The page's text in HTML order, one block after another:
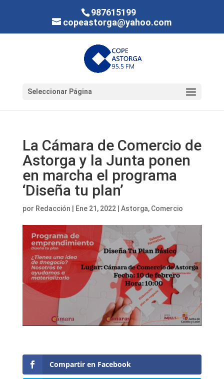
987615199
copeastorga@yahoo.com
Seleccionar Página
La Cámara de Comercio de
Astorga y la Junta ponen
en marcha el programa
‘Diseña tu plan’
por Redacción Ene 21, 2022| Astorga, Comercio
Compartir en Facebook